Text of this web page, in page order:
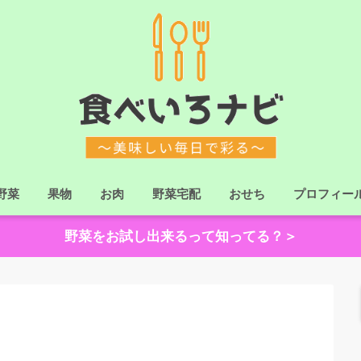
菜 果物 お肉 野菜宅配 おせち プロフィー
野菜をお試し出来るって知ってる？＞